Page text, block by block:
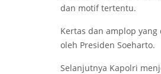
dan motif tertentu.
Kertas dan amplop
oleh Presiden Soeharto.
Selanjutnya Kapolri